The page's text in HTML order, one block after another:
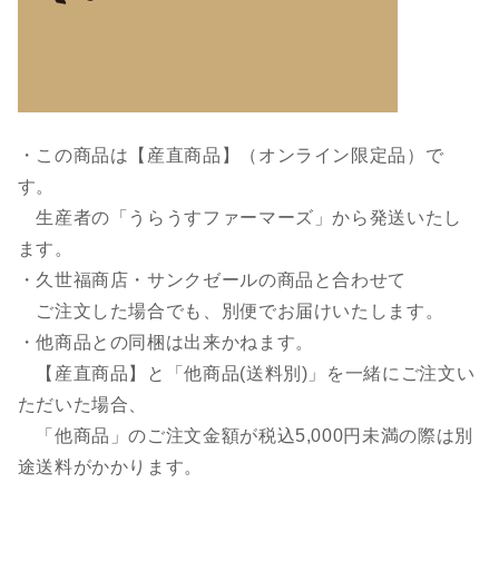
・この商品は【産直商品】（オンライン限定品）で
す。
生産者の「うらうすファーマーズ」から発送いたし
ます。
・久世福商店・サンクゼールの商品と合わせて
ご注文した場合でも、別便でお届けいたします。
・他商品との同梱は出来かねます。
【産直商品】と「他商品(送料別)」を一緒にご注文い
ただいた場合、
「他商品」のご注文金額が税込5,000円未満の際は別
途送料がかかります。